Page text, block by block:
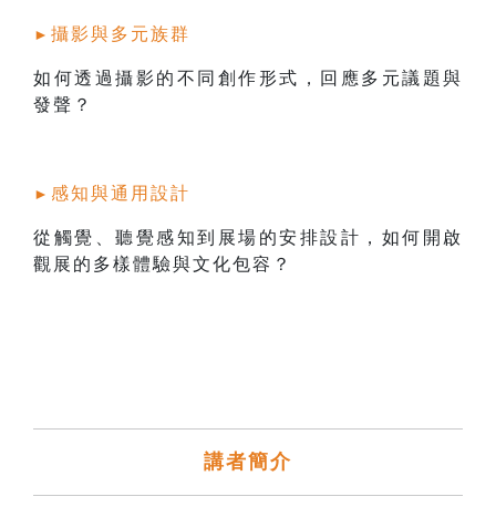
► 攝影與多元族群
如何透過攝影的不同創作形式，回應多元議題與
發聲？
► 感知與通用設計
從觸覺、聽覺感知到展場的安排設計，如何開啟
觀展的多樣體驗與文化包容？
講者簡介